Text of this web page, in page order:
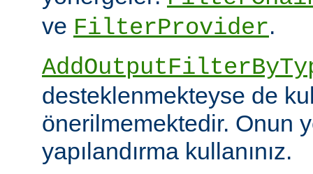
ve FilterProvider.
desteklenmekteyse de
önerilmemektedir. Onun
yapılandırma kullanınız.